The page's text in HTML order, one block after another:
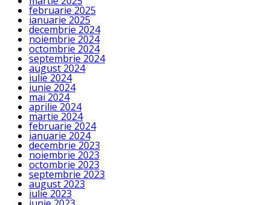
februarie 2025
ianuarie 2025
decembrie 2024
noiembrie 2024
octombrie 2024
septembrie 2024
august 2024
iulie 2024
iunie 2024
mai 2024
aprilie 2024
martie 2024
februarie 2024
ianuarie 2024
decembrie 2023
noiembrie 2023
octombrie 2023
septembrie 2023
august 2023
iulie 2023